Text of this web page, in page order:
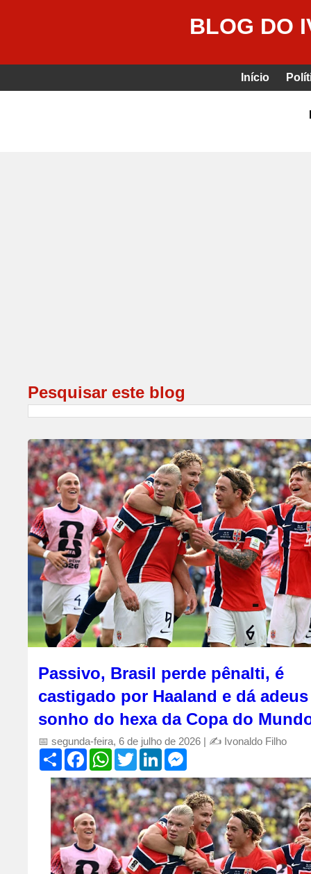
BLOG DO
Início
Pesquisar este blog
Passivo, Brasil perde pênalti, é
castigado por Haaland e dá
sonho do hexa da Copa do
📅 segunda-feira, 6 de julho de 2026 | ✍️ Ivonaldo Filho
S
a
r
e
F
c
e
b
o
o
k
W
a
t
s
A
p
p
T
i
t
t
e
r
L
n
k
e
d
I
n
M
s
s
e
n
g
e
r